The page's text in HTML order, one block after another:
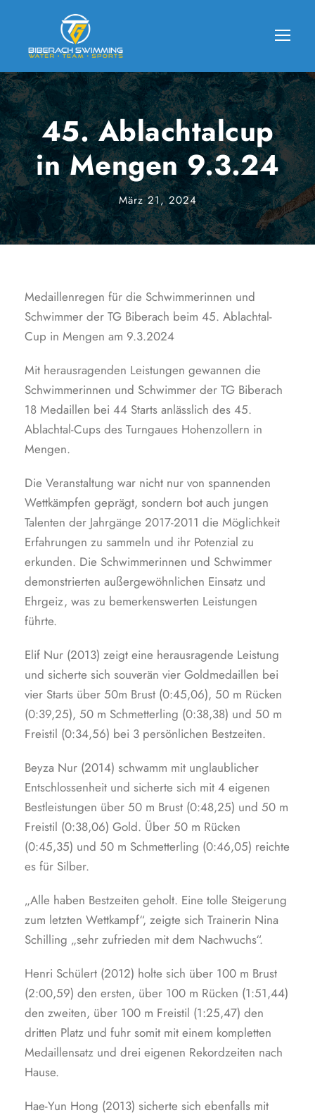
45. Ablachtalcup
in Mengen 9.3.24
März 21, 2024
Medaillenregen für die Schwimmerinnen und
Schwimmer der TG Biberach beim 45. Ablachtal-
Cup in Mengen am 9.3.2024
Mit herausragenden Leistungen gewannen die
Schwimmerinnen und Schwimmer der TG Biberach
18 Medaillen bei 44 Starts anlässlich des 45.
Ablachtal-Cups des Turngaues Hohenzollern in
Mengen.
Die Veranstaltung war nicht nur von spannenden
Wettkämpfen geprägt, sondern bot auch jungen
Talenten der Jahrgänge 2017-2011 die Möglichkeit
Erfahrungen zu sammeln und ihr Potenzial zu
erkunden. Die Schwimmerinnen und Schwimmer
demonstrierten außergewöhnlichen Einsatz und
Ehrgeiz, was zu bemerkenswerten Leistungen
führte.
Elif Nur (2013) zeigt eine herausragende Leistung
und sicherte sich souverän vier Goldmedaillen bei
vier Starts über 50m Brust (0:45,06), 50 m Rücken
(0:39,25), 50 m Schmetterling (0:38,38) und 50 m
Freistil (0:34,56) bei 3 persönlichen Bestzeiten.
Beyza Nur (2014) schwamm mit unglaublicher
Entschlossenheit und sicherte sich mit 4 eigenen
Bestleistungen über 50 m Brust (0:48,25) und 50 m
Freistil (0:38,06) Gold. Über 50 m Rücken
(0:45,35) und 50 m Schmetterling (0:46,05) reichte
es für Silber.
„Alle haben Bestzeiten geholt. Eine tolle Steigerung
zum letzten Wettkampf“, zeigte sich Trainerin Nina
Schilling „sehr zufrieden mit dem Nachwuchs“.
Henri Schülert (2012) holte sich über 100 m Brust
(2:00,59) den ersten, über 100 m Rücken (1:51,44)
den zweiten, über 100 m Freistil (1:25,47) den
dritten Platz und fuhr somit mit einem kompletten
Medaillensatz und drei eigenen Rekordzeiten nach
Hause.
Hae-Yun Hong (2013) sicherte sich ebenfalls mit